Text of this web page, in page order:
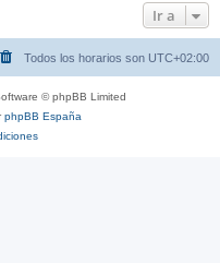
Ir a
Todos los horarios son UTC+02:00
© phpBB Limited
phpBB España